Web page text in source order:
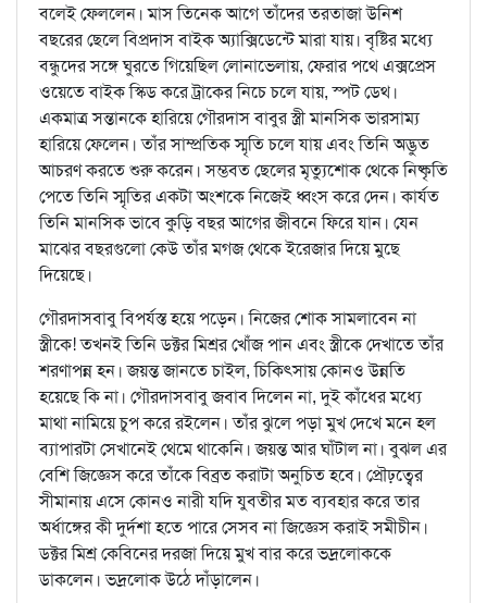
বলেই ফেললেন। মাস তিনেক আগে তাঁদের তরতাজা উনিশ
বছরের ছেলে বিপ্রদাস বাইক অ্যাক্সিডেন্টে মারা যায়। বৃষ্টির মধ্যে
বন্ধুদের সঙ্গে ঘুরতে গিয়েছিল লোনাভেলায়, ফেরার পথে এক্সপ্রেস
ওয়েতে বাইক স্কিড করে ট্রাকের নিচে চলে যায়, স্পট ডেথ।
একমাত্র সন্তানকে হারিয়ে গৌরদাস বাবুর স্ত্রী মানসিক ভারসাম্য
হারিয়ে ফেলেন। তাঁর সাম্প্রতিক স্মৃতি চলে যায় এবং তিনি অদ্ভুত
আচরণ করতে শুরু করেন। সম্ভবত ছেলের মৃত্যুশোক থেকে নিষ্কৃতি
পেতে তিনি স্মৃতির একটা অংশকে নিজেই ধ্বংস করে দেন। কার্যত
তিনি মানসিক ভাবে কুড়ি বছর আগের জীবনে ফিরে যান। যেন
মাঝের বছরগুলো কেউ তাঁর মগজ থেকে ইরেজার দিয়ে মুছে
দিয়েছে।
গৌরদাসবাবু বিপর্যস্ত হয়ে পড়েন। নিজের শোক সামলাবেন না
স্ত্রীকে! তখনই তিনি ডক্টর মিশ্রর খোঁজ পান এবং স্ত্রীকে দেখাতে তাঁর
শরণাপন্ন হন। জয়ন্ত জানতে চাইল, চিকিৎসায় কোনও উন্নতি
হয়েছে কি না। গৌরদাসবাবু জবাব দিলেন না, দুই কাঁধের মধ্যে
মাথা নামিয়ে চুপ করে রইলেন। তাঁর ঝুলে পড়া মুখ দেখে মনে হল
ব্যাপারটা সেখানেই থেমে থাকেনি। জয়ন্ত আর ঘাঁটাল না। বুঝল এর
বেশি জিজ্ঞেস করে তাঁকে বিব্রত করাটা অনুচিত হবে। প্রৌঢ়ত্বের
সীমানায় এসে কোনও নারী যদি যুবতীর মত ব্যবহার করে তার
অর্ধাঙ্গের কী দুর্দশা হতে পারে সেসব না জিজ্ঞেস করাই সমীচীন।
ডক্টর মিশ্র কেবিনের দরজা দিয়ে মুখ বার করে ভদ্রলোককে
ডাকলেন। ভদ্রলোক উঠে দাঁড়ালেন।